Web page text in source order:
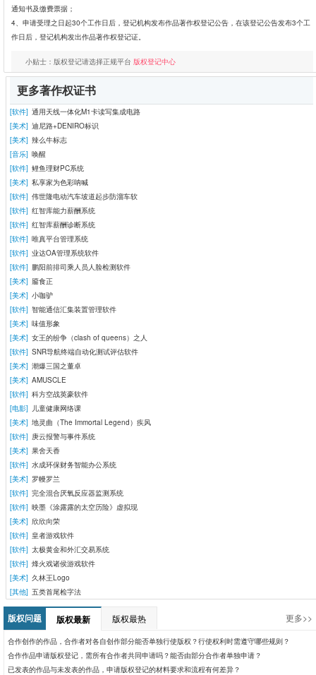
通知书及缴费票据；
4、申请受理之日起30个工作日后，登记机构发布作品著作权登记公告，在该登记公告发布3个工
作日后，登记机构发出作品著作权登记证。
小贴士：版权登记请选择正规平台 版权登记中心
更多著作权证书
[软件] 通用天线一体化M1卡读写集成电路
[美术] 迪尼路+DENIRO标识
[美术] 辣么牛标志
[音乐] 唤醒
[软件] 鲤鱼理财PC系统
[美术] 私享家为色彩呐喊
[软件] 伟世隆电动汽车坡道起步防溜车软
[软件] 红智库能力薪酬系统
[软件] 红智库薪酬诊断系统
[软件] 唯真平台管理系统
[软件] 业达OA管理系统软件
[软件] 鹏阳前排司乘人员人脸检测软件
[美术] 靥食正
[美术] 小咖驴
[软件] 智能通信汇集装置管理软件
[美术] 味值形象
[美术] 女王的纷争（clash of queens）之人
[软件] SNR导航终端自动化测试评估软件
[美术] 潮爆三国之董卓
[美术] AMUSCLE
[软件] 科方空战英豪软件
[电影] 儿童健康网络课
[美术] 地灵曲（The Immortal Legend）疾风
[软件] 庚云报警与事件系统
[美术] 果舍天香
[软件] 水成环保财务智能办公系统
[美术] 罗幔罗兰
[软件] 完全混合厌氧反应器监测系统
[软件] 映墨《涂露露的太空历险》虚拟现
[美术] 欣欣向荣
[软件] 皇者游戏软件
[软件] 太极黄金和外汇交易系统
[软件] 烽火戏诸侯游戏软件
[美术] 久林王Logo
[其他] 五类首尾检字法
版权问题 版权最新 版权最热 更多>>
合作创作的作品，合作者对各自创作部分能否单独行使版权？行使权利时需遵守哪些规则？
合作作品申请版权登记，需所有合作者共同申请吗？能否由部分合作者单独申请？
已发表的作品与未发表的作品，申请版权登记的材料要求和流程有何差异？